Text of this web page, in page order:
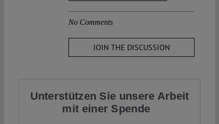
No Comments
JOIN THE DISCUSSION
Unterstützen Sie unsere Arbeit
mit einer Spende